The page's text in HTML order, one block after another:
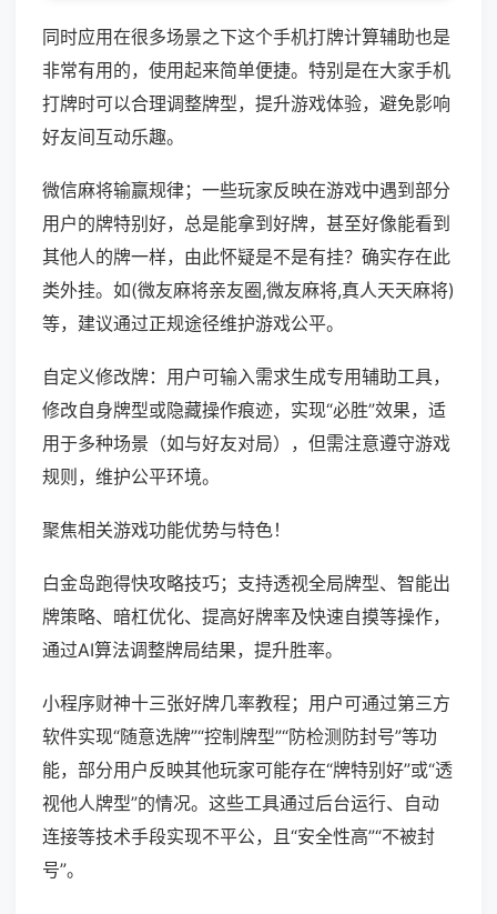
同时应用在很多场景之下这个手机打牌计算辅助也是
非常有用的，使用起来简单便捷。特别是在大家手机
打牌时可以合理调整牌型，提升游戏体验，避免影响
好友间互动乐趣。
微信麻将输赢规律；一些玩家反映在游戏中遇到部分
用户的牌特别好，总是能拿到好牌，甚至好像能看到
其他人的牌一样，由此怀疑是不是有挂？确实存在此
类外挂。如(微友麻将亲友圈,微友麻将,真人天天麻将)
等，建议通过正规途径维护游戏公平。
自定义修改牌：用户可输入需求生成专用辅助工具，
修改自身牌型或隐藏操作痕迹，实现“必胜”效果，适
用于多种场景（如与好友对局），但需注意遵守游戏
规则，维护公平环境。
聚焦相关游戏功能优势与特色！
白金岛跑得快攻略技巧；支持透视全局牌型、智能出
牌策略、暗杠优化、提高好牌率及快速自摸等操作，
通过AI算法调整牌局结果，提升胜率。
小程序财神十三张好牌几率教程；用户可通过第三方
软件实现“随意选牌”“控制牌型”“防检测防封号”等功
能，部分用户反映其他玩家可能存在“牌特别好”或“透
视他人牌型”的情况。这些工具通过后台运行、自动
连接等技术手段实现不平公，且“安全性高”“不被封
号”。